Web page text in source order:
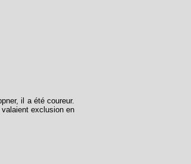
il a été coureur.
exclusion en